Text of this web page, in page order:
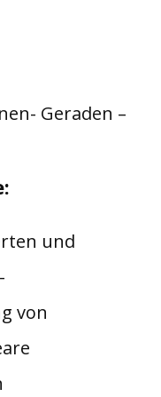
Geraden –
und
von